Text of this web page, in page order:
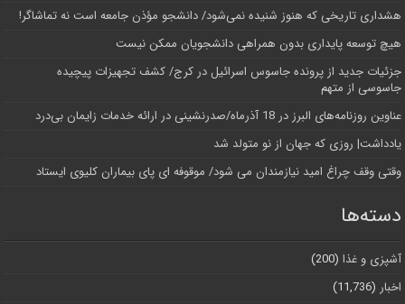
هشداری تاریخی که هنوز شنیده نمی‌شود/ دانشجو مؤذن جامعه است نه تماشاگر!
هیچ توسعه پایداری بدون همراهی دانشجویان ممکن نیست
جزئیات جدید از پرونده جاسوس اسرائیل در کرج/‌ کشف تجهیزات پیچیده
جاسوسی از متهم
عناوین روزنامه‌های البرز در ‌18 آذرماه/صدرنشینی در ارائه خدمات زایمان بی‌درد
یادداشت| روزی که جهان از نو متولد شد
وقتی وقف چراغ امید نیازمندان می شود/ موقوفه ای پای بیماران کلیوی ایستاد
دسته‌ها
آشپزی و غذا (200)
اخبار (11,736)